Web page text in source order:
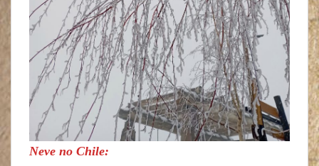
Neve no Chile: